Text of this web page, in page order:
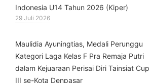
Indonesia U14 Tahun 2026 (Kiper)
29 Juli 2026
⁠Maulidia Ayuningtias, Medali Perunggu
Kategori Laga Kelas F Pra Remaja Putri
dalam Kejuaraan Perisai Diri Tainsiat Cup
III se-Kota Denpasar